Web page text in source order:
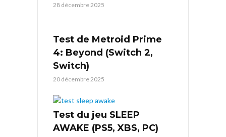
28 décembre 2025
Test de Metroid Prime
4: Beyond (Switch 2,
Switch)
20 décembre 2025
Test du jeu SLEEP
AWAKE (PS5, XBS, PC)